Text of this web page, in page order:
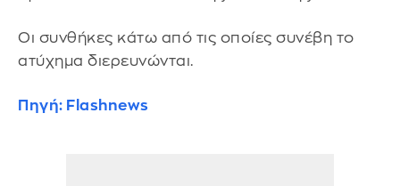
Οι συνθήκες κάτω από τις οποίες συνέβη το
ατύχημα διερευνώνται.
Πηγή: Flashnews